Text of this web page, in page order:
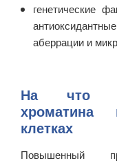
генетические
аберрации и
На что
клетках
Повышенный